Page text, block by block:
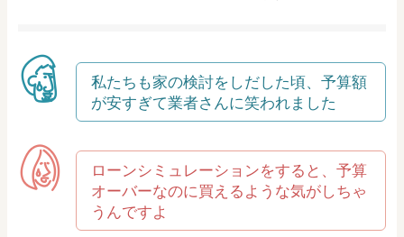
私たちも家の検討をしだした頃、予算額
が安すぎて業者さんに笑われました
ローンシミュレーションをすると、予算
オーバーなのに買えるような気がしちゃ
うんですよ